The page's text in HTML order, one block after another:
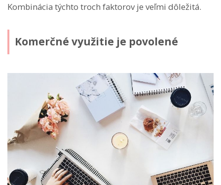
Kombinácia týchto troch faktorov je veľmi dôležitá.
Komerčné využitie je povolené